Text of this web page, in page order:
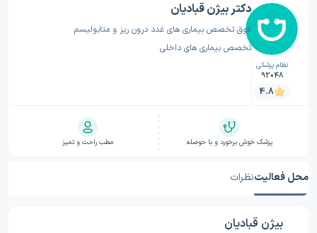
نظام پزشکی
92048
4.8
دکتر بیژن قبادیان
فوق تخصص بیماری های غدد درون ریز و متابولیسم
تخصص بیماری های داخلی
پزشک خوش برخورد و با حوصله مطب راحت و تمیز
محل فعالیتنظرات
بیژن قبادیان